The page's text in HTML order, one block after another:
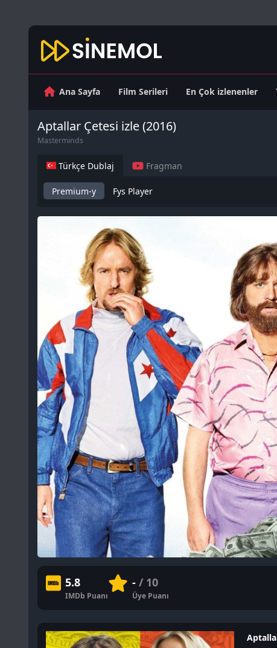
Ana Sayfa Film Serileri En Çok izlenenler
Aptallar Çetesi izle (2016)
Masterminds
Türkçe Dublaj Fragman
Premium-y Fys Player
5.8
IMDb Puanı
-/ 10
Üye Puanı